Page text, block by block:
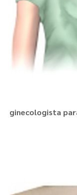
ginecologista